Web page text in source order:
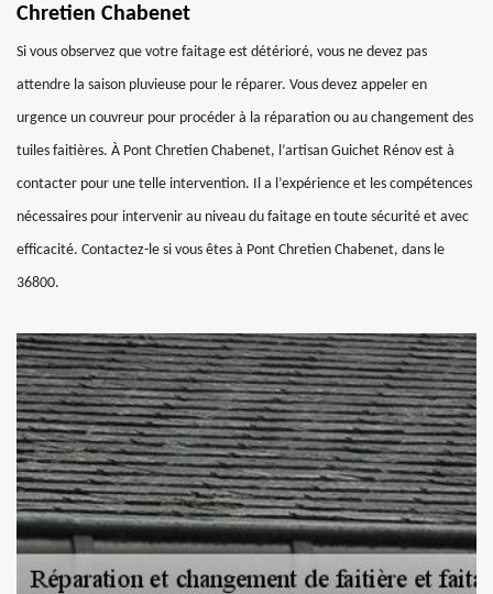
Chretien Chabenet
Si vous observez que votre faitage est détérioré, vous ne devez pas
attendre la saison pluvieuse pour le réparer. Vous devez appeler en
urgence un couvreur pour procéder à la réparation ou au changement des
tuiles faitières. À Pont Chretien Chabenet, l’artisan Guichet Rénov est à
contacter pour une telle intervention. Il a l’expérience et les compétences
nécessaires pour intervenir au niveau du faitage en toute sécurité et avec
efficacité. Contactez-le si vous êtes à Pont Chretien Chabenet, dans le
36800.